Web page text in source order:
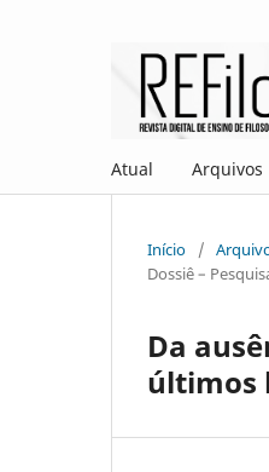
Atual Arquivos
Início /
Dossiê –
Da
últimos